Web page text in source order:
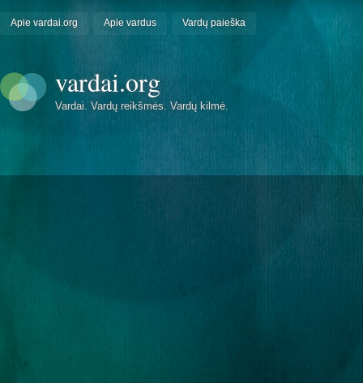
Apie vardai.org Apie vardus Vardų paieška
vardai.org
Vardai. Vardų reikšmės. Vardų kilmė.